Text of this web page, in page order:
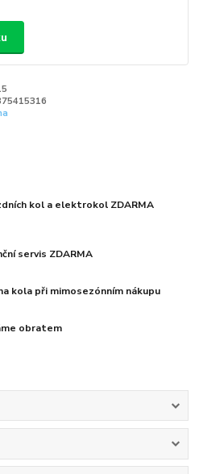
kol a elektrokol ZDARMA
servis ZDARMA
kola při mimosezónním nákupu
obratem